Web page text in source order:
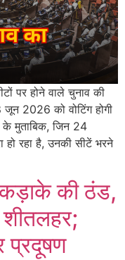
पर होने वाले चुनाव की
जून 2026 को वोटिंग होगी
के मुताबिक, जिन 24
रहा है, उनकी सीटें भरने
की ठंड,
प्रदूषण